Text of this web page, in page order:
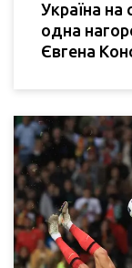
Україна на
одна
Євгена